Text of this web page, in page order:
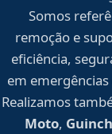
Somos
remoção e
eficiência,
em
Realizamos
Moto,